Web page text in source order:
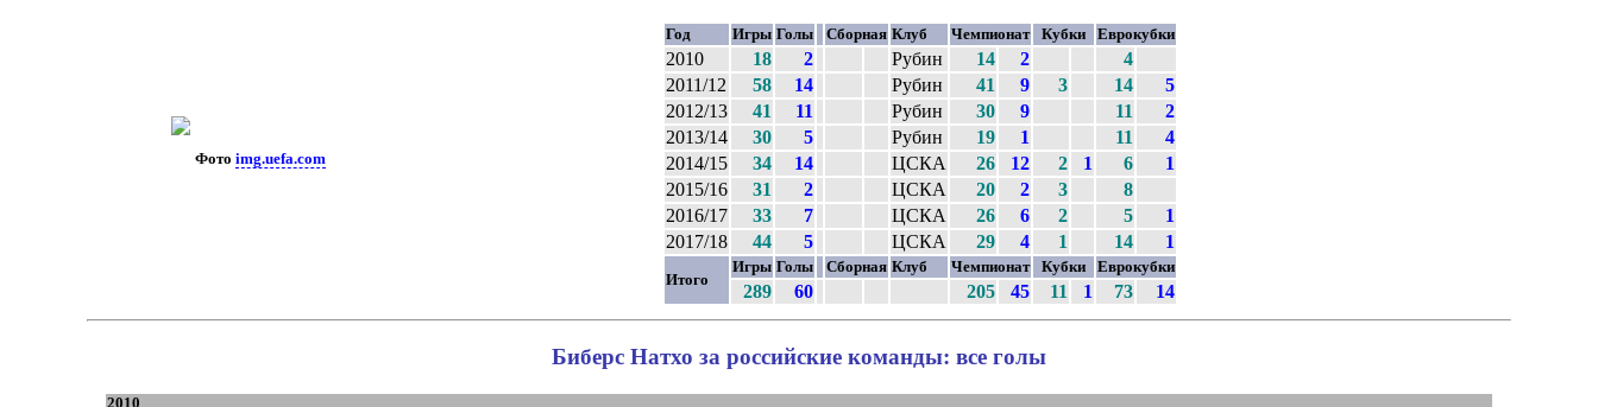
Фото img.uefa.com
Год Игры Голы Сборная Клуб Чемпионат Кубки Еврокубки
2010 18 2 Рубин 14 2
4
2011/12
58 14 Рубин 41 9 3 14
5
2012/13
41 11 Рубин 30 9 11
2
2013/14
30 5 Рубин 19 1 11
4
2014/15
34 14 ЦСКА 26 12 2 1 6
1
2015/16
31 2 ЦСКА 20 2 3
8
2016/17
33 7 ЦСКА 26 6 2 5
1
2017/18
44 5 ЦСКА 29 4 1 14 1
Итого
Игры Голы Сборная Клуб Чемпионат Кубки Еврокубки
289 60 205 45 11 1 73 14
Биберс Натхо за российские команды: все голы